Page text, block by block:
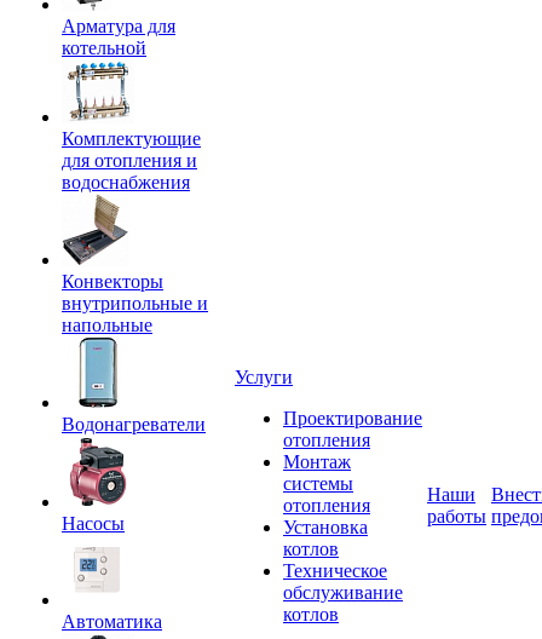
Арматура для
котельной
Комплектующие
для отопления и
водоснабжения
Конвекторы
внутрипольные и
напольные
Водонагреватели
Насосы
Автоматика
Услуги
Проектирование
отопления
Монтаж
системы
отопления
Установка
котлов
Техническое
обслуживание
котлов
Наши
работы